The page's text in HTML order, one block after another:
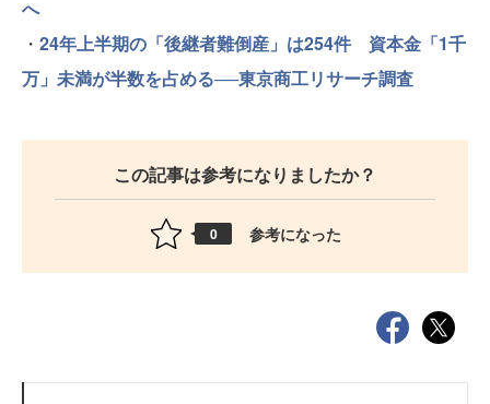
へ
・ 24年上半期の「後継者難倒産」は254件 資本金「1千
万」未満が半数を占める──東京商工リサーチ調査
この記事は参考になりましたか？
0 参考になった